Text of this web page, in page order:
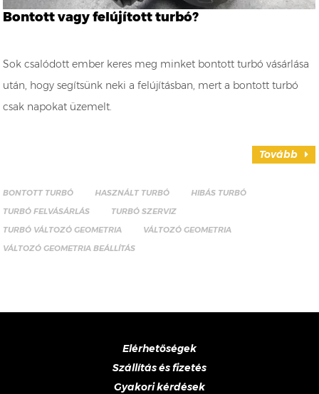
Bontott vagy felújított turbó?
Sok csalódott ember keres meg minket bontott turbó vásárlása
után, hogy segítsünk neki a felújításban, mert a bontott turbó
csak napokat üzemelt.
Tovább
BONTOTT TURBÓ HASZNÁLT TURBÓ
HIBÁS TURBÓ
TURBÓ FELVÁSÁRLÁS
TURBÓ SZERVIZ
TURBÓ VÁLTOZÓ GEOMETRIA
VÁLTOZÓ GEOMETRIA
VÁLTOZÓ GEOMETRIA BEÁLLÍTÁS
Elérhetőségek
Szállítás és fizetés
Gyakori kérdések